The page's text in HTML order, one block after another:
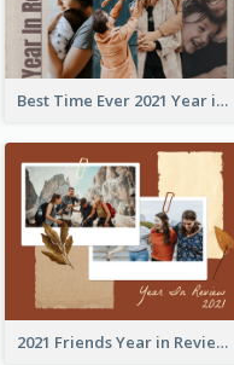
Best Time Ever 2021 Year in Review Photo Book
2021 Friends Year in Review Photo Book